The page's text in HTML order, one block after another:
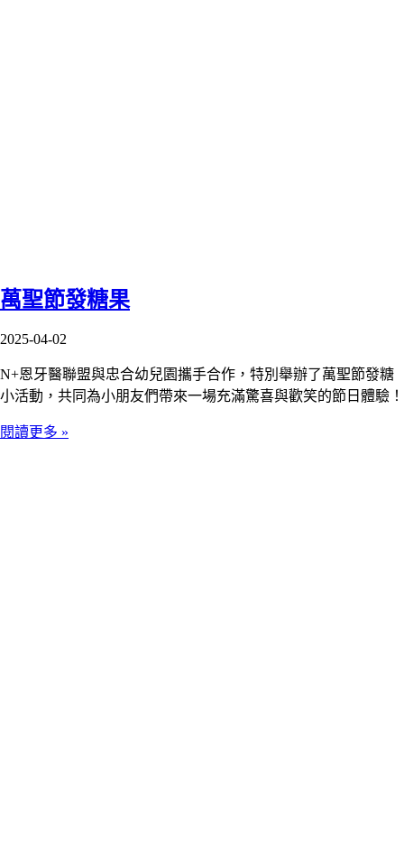
萬聖節發糖果
2025-04-02
N+恩牙醫聯盟與忠合幼兒園攜手合作，特別舉辦了萬聖節發糖
小活動，共同為小朋友們帶來一場充滿驚喜與歡笑的節日體驗！
閱讀更多 »